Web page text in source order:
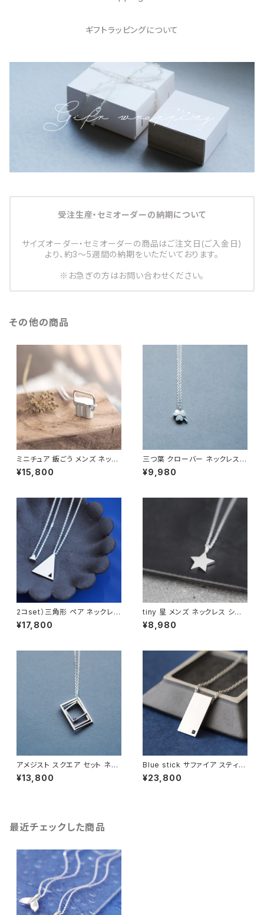
ギフトラッピングについて
受注生産・セミオーダーの納期について
サイズオーダー・セミオーダーの商品はご注文日(ご入金日)
より、約3～5週間の納期をいただいております。
※お急ぎの方はお問い合わせください。
その他の商品
ミニチュア 飯ごう メンズ ネック
レス シルバー925
¥15,800
三つ葉 クローバー ネックレス
シルバー925 メンズ ユニセック
ス
¥9,980
2コset）三角形 ペア ネックレス
シルバー925
¥17,800
tiny 星 メンズ ネックレス シル
バー925
¥8,980
アメジスト スクエア セット ネッ
クレス シルバー925 メンズ ユ
ニセックス
¥13,800
Blue stick サファイア スティッ
ク メンズ ネックレス シルバー9
25
¥23,800
最近チェックした商品